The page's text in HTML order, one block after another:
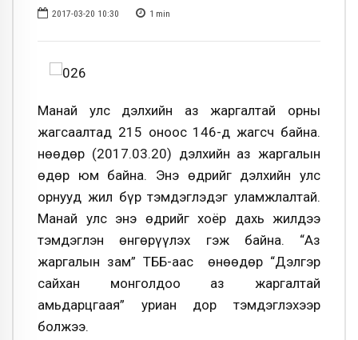
2017-03-20 10:30 1 min
Манай улс дэлхийн аз жаргалтай орны
жагсаалтад 215 оноос 146-д жагсч байна.
Өнөөдөр (2017.03.20) дэлхийн аз жаргалын
өдөр юм байна. Энэ өдрийг дэлхийн улс
орнууд жил бүр тэмдэглэдэг уламжлалтай.
Манай улс энэ өдрийг хоёр дахь жилдээ
тэмдэглэн өнгөрүүлэх гэж байна. “Аз
жаргалын зам” ТББ-аас өнөөдөр “Дэлгэр
сайхан монголдоо аз жаргалтай
амьдарцгаая” уриан дор тэмдэглэхээр
болжээ.